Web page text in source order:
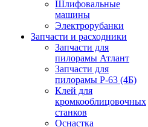
Шлифовальные
машины
Электрорубанки
Запчасти и расходники
Запчасти для
пилорамы Атлант
Запчасти для
пилорамы Р-63 (4Б)
Клей для
кромкооблицовочных
станков
Оснастка